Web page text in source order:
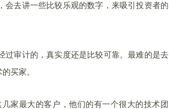
去讲一些比较乐观的数字，来吸引投资者的
过审计的，真实度还是比较可靠。最难的是去
买家。
家最大的客户，他们的有一个很大的技术团